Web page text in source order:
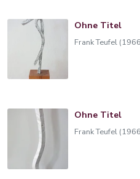
Ohne Titel
Frank Teufel
Ohne Titel
Frank Teufel